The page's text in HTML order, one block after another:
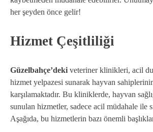
her şeyden önce gelir!
Hizmet Çeşitliliği
Güzelbahçe’deki veteriner klinikleri, acil
hizmet yelpazesi sunarak hayvan
karşılamaktadır. Bu kliniklerde, hayvan
sunulan hizmetler, sadece acil müdahale ile
Aşağıda, bu hizmetlerin bazı önemli